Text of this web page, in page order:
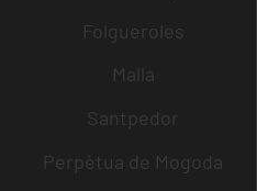
Folgueroles
Malla
Santpedor
Perpètua de Mogoda